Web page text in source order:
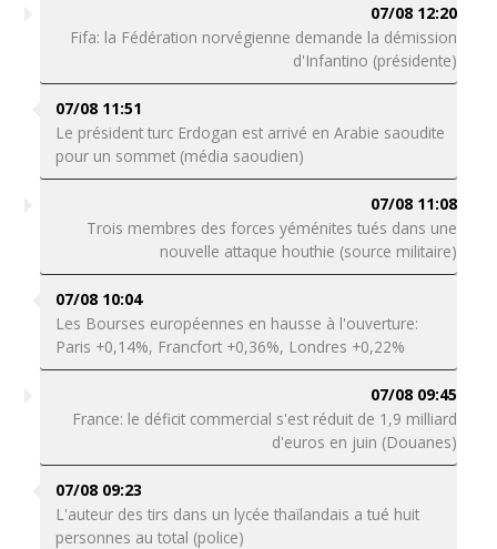
07/08 12:20
Fifa: la Fédération norvégienne demande la démission
d'Infantino (présidente)
07/08 11:51
Le président turc Erdogan est arrivé en Arabie saoudite
pour un sommet (média saoudien)
07/08 11:08
Trois membres des forces yéménites tués dans une
nouvelle attaque houthie (source militaire)
07/08 10:04
Les Bourses européennes en hausse à l'ouverture:
Paris +0,14%, Francfort +0,36%, Londres +0,22%
07/08 09:45
France: le déficit commercial s'est réduit de 1,9 milliard
d'euros en juin (Douanes)
07/08 09:23
L'auteur des tirs dans un lycée thaïlandais a tué huit
personnes au total (police)